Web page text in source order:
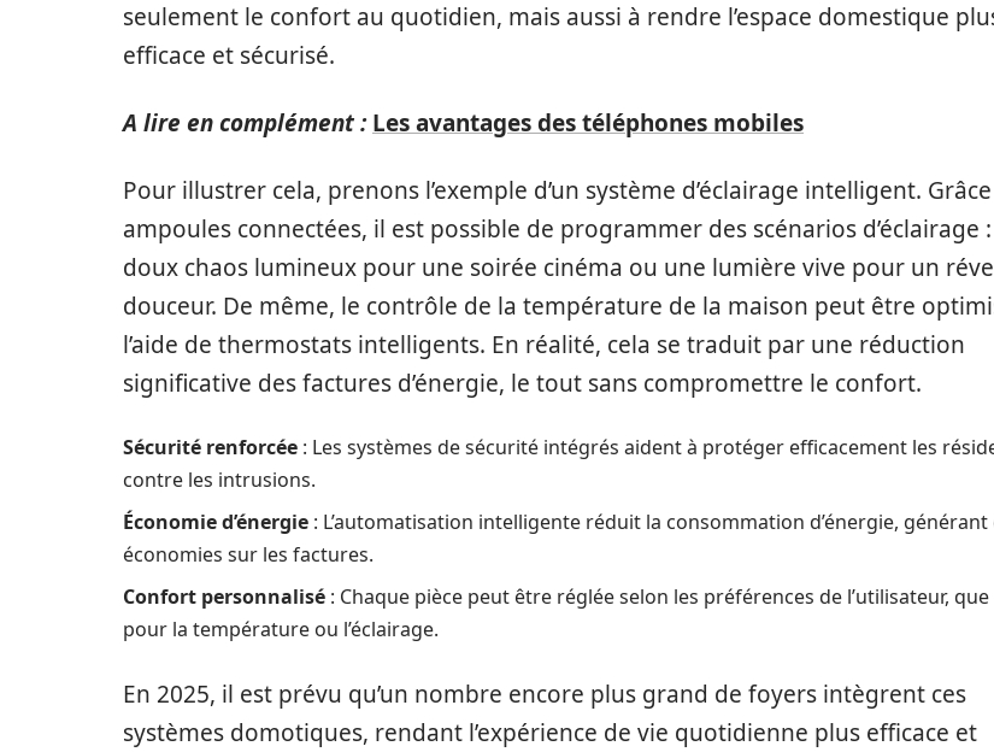
seulement le confort au quotidien, mais aussi à rendre l’espace domestique
efficace et sécurisé.
A lire en complément : Les avantages des téléphones mobiles
Pour illustrer cela, prenons l’exemple d’un système d’éclairage intelligent.
ampoules connectées, il est possible de programmer des scénarios d’éclairage
doux chaos lumineux pour une soirée cinéma ou une lumière vive pour un
douceur. De même, le contrôle de la température de la maison peut être
l’aide de thermostats intelligents. En réalité, cela se traduit par une réduction
significative des factures d’énergie, le tout sans compromettre le confort.
Sécurité renforcée : Les systèmes de sécurité intégrés aident à protéger efficacement les
contre les intrusions.
Économie d’énergie : L’automatisation intelligente réduit la consommation d’énergie, générant
économies sur les factures.
Confort personnalisé : Chaque pièce peut être réglée selon les préférences de l’utilisateur,
pour la température ou l’éclairage.
En 2025, il est prévu qu’un nombre encore plus grand de foyers intègrent ces
systèmes domotiques, rendant l’expérience de vie quotidienne plus efficace et